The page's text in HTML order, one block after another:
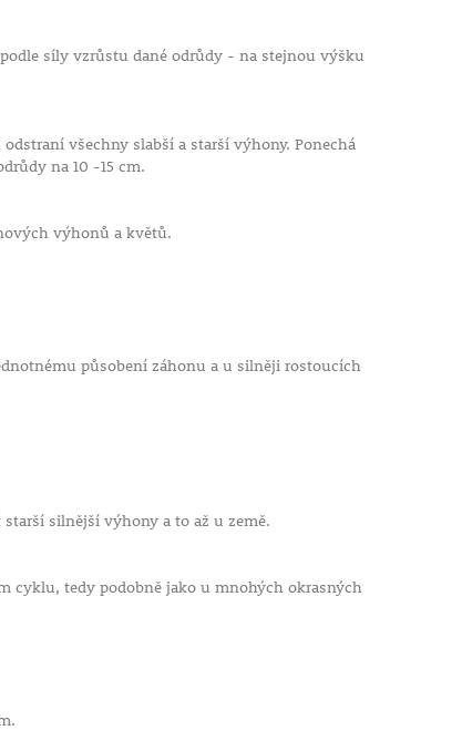
síly vzrůstu dané odrůdy - na stejnou výšku
všechny slabší a starší výhony. Ponechá
na 10 -15 cm.
výhonů a květů.
působení záhonu a u silněji rostoucích
silnější výhony a to až u země.
cyklu, tedy podobně jako u mnohých okrasných